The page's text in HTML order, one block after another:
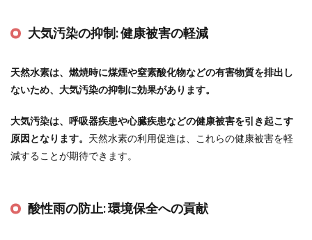
大気汚染の抑制:健康被害の軽減
天然水素は、燃焼時に煤煙や窒素酸化物などの有害物質を排出し
ないため、大気汚染の抑制に効果があります。
大気汚染は、呼吸器疾患や心臓疾患などの健康被害を引き起こす
原因となります。 天然水素の利用促進は、これらの健康被害を軽
減することが期待できます。
酸性雨の防止:環境保全への貢献